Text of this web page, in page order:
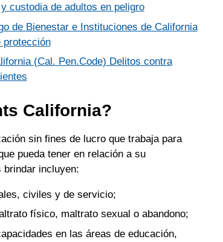
custodia de adultos en peligro
de Bienestar e Instituciones de California
protección
(Cal. Pen.Code) Delitos contra
California?
sin fines de lucro que trabaja para
pueda tener en relación a su
brindar incluyen:
civiles y de servicio;
físico, maltrato sexual o abandono;
en las áreas de educación,